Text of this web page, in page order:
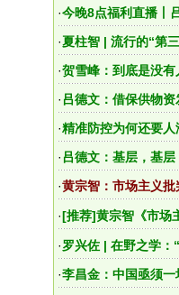
·今晚8点福利直播丨
·夏柱智 | 流行的“第
·贺雪峰：到底是没
· 吕德文：借保供物
·精准防控为何还要
· 吕德文：基层，基
·黄宗智：市场主义
·[推荐]黄宗智《市场
·罗兴佐 | 在野之学：
·李昌金：中国亟须一